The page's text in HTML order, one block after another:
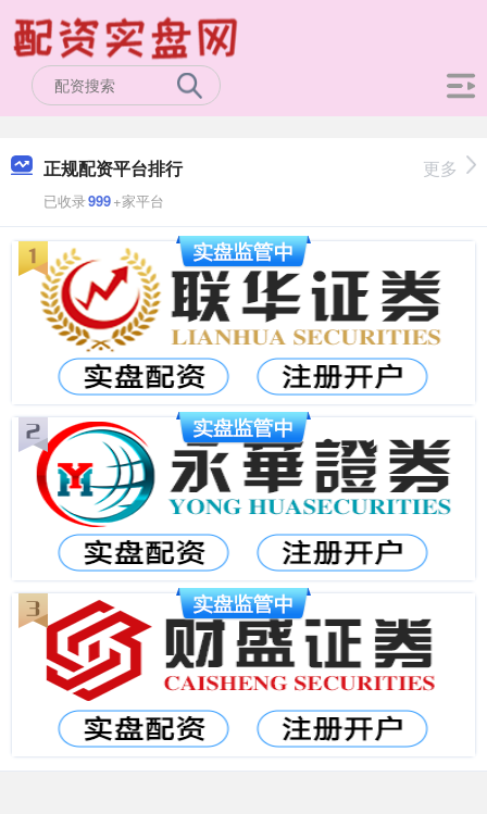
正规配资平台排行
已收录999+家平台
更多